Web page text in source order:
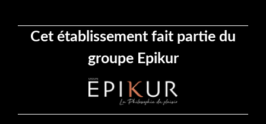
Cet établissement fait partie du
groupe Epikur